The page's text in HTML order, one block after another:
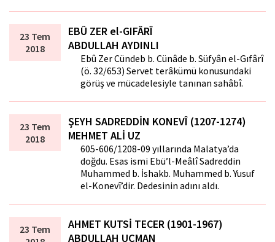
23 Tem
2018
EBÛ ZER el-GIFÂRÎ
ABDULLAH AYDINLI
Ebû Zer Cündeb b. Cünâde b. Süfyân el-Gıfârî
(ö. 32/653) Servet terâkümü konusundaki
görüş ve mücadelesiyle tanınan sahâbî.
23 Tem
2018
ŞEYH SADREDDİN KONEVÎ (1207-1274)
MEHMET ALİ UZ
605-606/1208-09 yıllarında Malatya’da
doğdu. Esas ismi Ebü’l-Meâlî Sadreddin
Muhammed b. İshakb. Muhammed b. Yusuf
el-Konevî’dir. Dedesinin adını aldı.
23 Tem
AHMET KUTSİ TECER (1901-1967)
ABDULLAH UÇMAN